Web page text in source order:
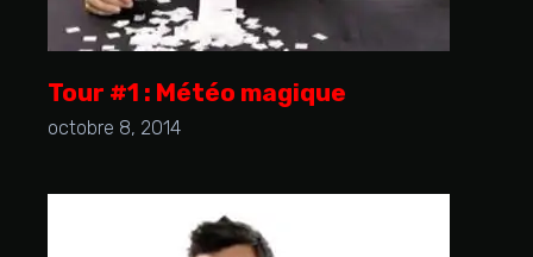
Tour #1 : Météo magique
octobre 8, 2014